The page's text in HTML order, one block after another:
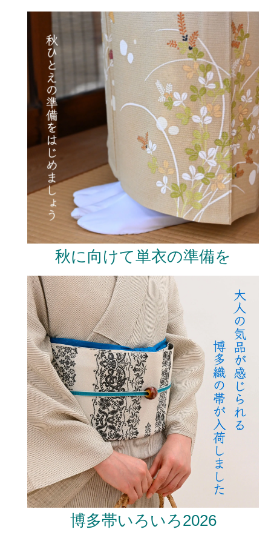
秋に向けて単衣の準備を
博多帯いろいろ2026